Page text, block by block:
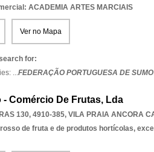
ACADEMIA ARTES MARCIAIS
Ver no Mapa
for:
...FEDERAÇÃO PORTUGUESA DE SUMO
- Comércio De Frutas, Lda
130, 4910-385, VILA PRAIA ANCORA
de fruta e de produtos hortícolas,